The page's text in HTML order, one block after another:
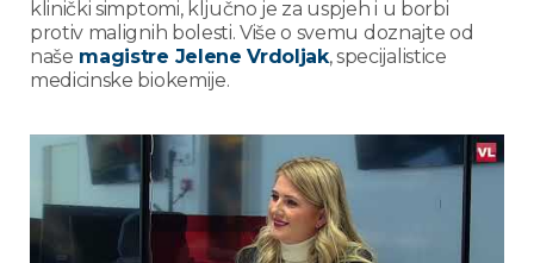
klinički simptomi, ključno je za uspjeh i u borbi
protiv malignih bolesti. Više o svemu doznajte od
naše magistre Jelene Vrdoljak, specijalistice
medicinske biokemije.